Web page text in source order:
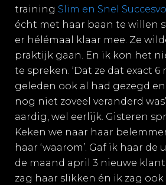
training Slim en Snel Succesvol
écht met haar baan te willen
er hélémaal klaar mee. Ze
praktijk gaan. En ik kon het
te spreken. ‘Dat ze dat exact 6
geleden ook al had gezegd
nog niet zoveel veranderd
aardig, wel eerlijk. Gisteren
Keken we naar haar
haar ‘waarom’. Gaf ik haar
de maand april 3 nieuwe
zag haar slikken én ik zag